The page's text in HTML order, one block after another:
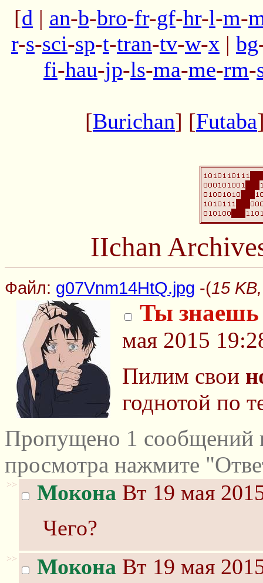
[d | an-b-bro-fr-gf-hr-l-m-
r-s-sci-sp-t-tran-tv-w-x | bg
fi-hau-jp-ls-ma-me-rm-
[Burichan] [Futaba
IIchan
Файл: g07Vnm14HtQ.jpg -(15
Ты знаешь
мая 2015
Пилим свои
годнотой по
Пропущено 1 сообщений
просмотра нажмите
>> Мокона Вт 19 мая
Чего?
>> Мокона Вт 19 мая